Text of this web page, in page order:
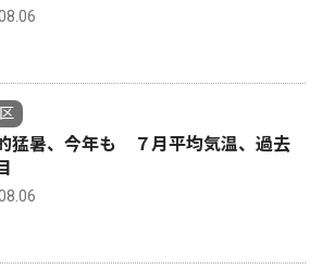
猛暑、今年も ７月平均気温、過去